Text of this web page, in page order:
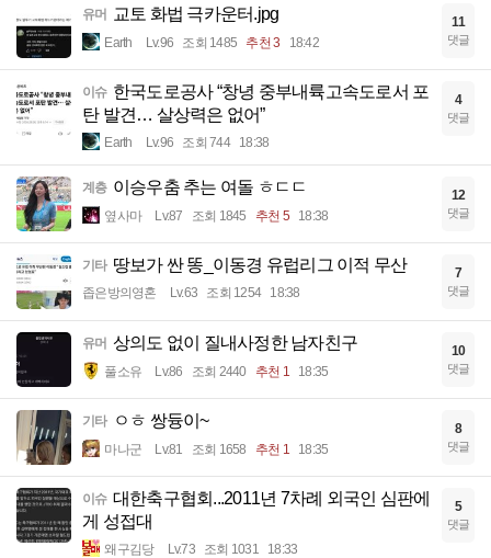
유머 교토 화법 극카운터.jpg
Earth Lv.96 조회 1485 추천 3 18:42
11
댓글
이슈 한국도로공사 “창녕 중부내륙고속도로서 포
탄 발견… 살상력은 없어”
Earth Lv.96 조회 744 18:38
4
댓글
계층 이승우춤 추는 여돌 ㅎㄷㄷ
옆사마 Lv.87 조회 1845 추천 5 18:38
12
댓글
기타 땅보가 싼 똥_이동경 유럽리그 이적 무산
좁은방의영혼 Lv.63 조회 1254 18:38
7
댓글
유머 상의도 없이 질내사정한 남자친구
풀소유 Lv.86 조회 2440 추천 1 18:35
10
댓글
기타 ㅇㅎ 쌍듕이~
마나군 Lv.81 조회 1658 추천 1 18:35
8
댓글
이슈 대한축구협회...2011년 7차례 외국인 심판에
게 성접대
왜구김당 Lv.73 조회 1031 18:33
5
댓글